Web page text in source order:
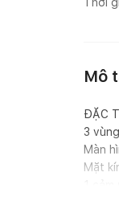
Mô
ĐẶC
3
Màn
Mặt